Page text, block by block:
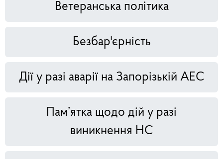
Ветеранська політика
Безбар'єрність
Дії у разі аварії на Запорізькій АЕС
Пам’ятка щодо дій у разі
виникнення НС